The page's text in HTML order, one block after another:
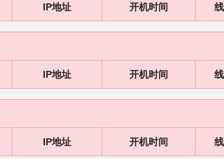
IP地址 开机时间
IP地址 开机时间
IP地址 开机时间